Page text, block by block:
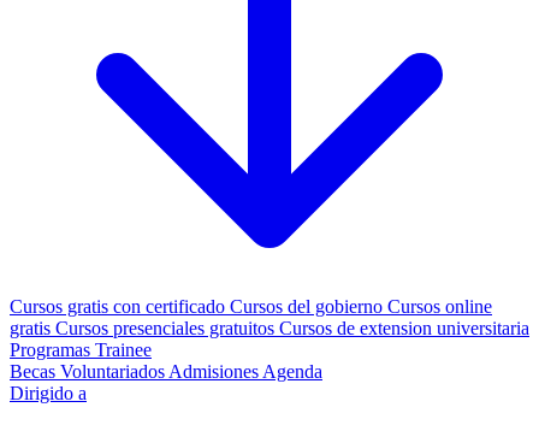
Cursos gratis con certificado Cursos del gobierno Cursos online
gratis Cursos presenciales gratuitos Cursos de extension universitaria
Programas Trainee
Becas Voluntariados Admisiones Agenda
Dirigido a